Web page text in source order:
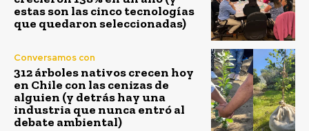
estas son las cinco tecnologías
que quedaron seleccionadas)
Conversamos con
312 árboles nativos crecen hoy
en Chile con las cenizas de
alguien (y detrás hay una
industria que nunca entró al
debate ambiental)